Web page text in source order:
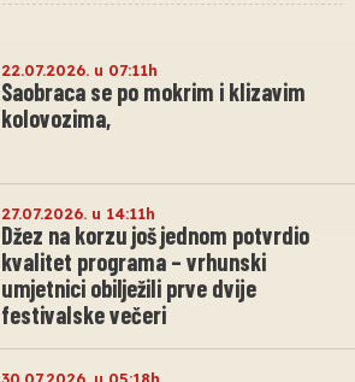
22.07.2026. u 07:11h
Saobraca se po mokrim i klizavim
kolovozima,
27.07.2026. u 14:11h
Džez na korzu još jednom potvrdio
kvalitet programa – vrhunski
umjetnici obilježili prve dvije
festivalske večeri
30.07.2026. u 05:18h